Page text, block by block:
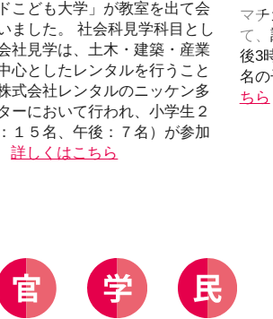
こども大学」が教室を出て会
ました。 社会科見学科目とし
社見学は、土木・建築・産業
心としたレンタルを行うこと
式会社レンタルのニッケン多
ーにおいて行われ、小学生２
１５名、午後：７名）が参加
詳しくはこちら
マ
て
後3
名
ちら